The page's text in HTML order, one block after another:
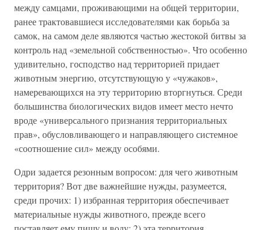
между самцами, проживающими на общей территории,
ранее трактовавшиеся исследователями как борьба за
самок, на самом деле являются частью жестокой битвы за
контроль над «земельной собственностью». Что особенно
удивительно, господство над территорией придает
животным энергию, отсутствующую у «чужаков»,
намеревающихся на эту территорию вторгнуться. Среди
большинства биологических видов имеет место нечто
вроде «универсального признания территориальных
прав», обусловливающего и направляющего системное
«соотношение сил» между особями.
Одри задается резонным вопросом: для чего животным
территория? Вот две важнейшие нужды, разумеется,
среди прочих: 1) избранная территория обеспечивает
материальные нужды животного, прежде всего